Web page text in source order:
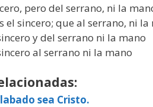
pero del serrano, ni la
el sincero; que al serrano, ni la
y del serrano ni la mano
al serrano ni la mano
sea Cristo.